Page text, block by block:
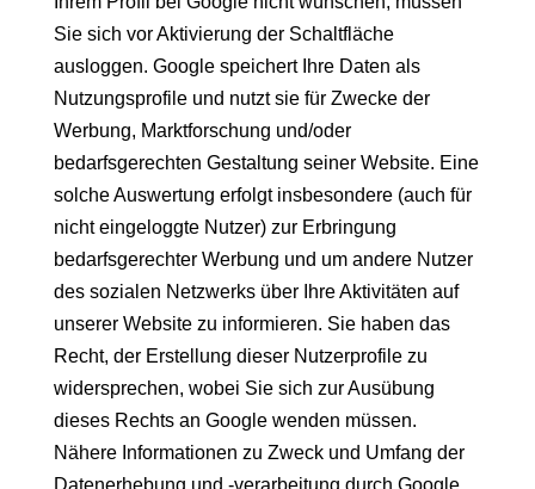
Sie sich vor Aktivierung der Schaltfläche
ausloggen. Google speichert Ihre Daten als
Nutzungsprofile und nutzt sie für Zwecke der
Werbung, Marktforschung und/oder
bedarfsgerechten Gestaltung seiner Website. Eine
solche Auswertung erfolgt insbesondere (auch für
nicht eingeloggte Nutzer) zur Erbringung
bedarfsgerechter Werbung und um andere Nutzer
des sozialen Netzwerks über Ihre Aktivitäten auf
unserer Website zu informieren. Sie haben das
Recht, der Erstellung dieser Nutzerprofile zu
widersprechen, wobei Sie sich zur Ausübung
dieses Rechts an Google wenden müssen.
Nähere Informationen zu Zweck und Umfang der
Datenerhebung und -verarbeitung durch Google